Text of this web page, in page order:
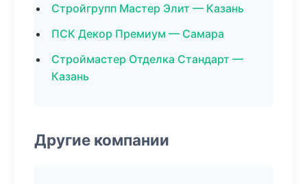
Стройгрупп Мастер Элит — Казань
ПСК Декор Премиум — Самара
Строймастер Отделка Стандарт —
Казань
Другие компании